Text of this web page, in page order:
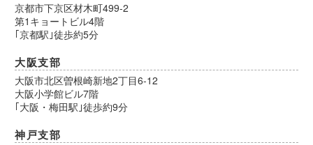
京都市下京区材木町499-2
第1キョートビル4階
｢京都駅｣徒歩約5分
大阪支部
大阪市北区曽根崎新地2丁目6-12
大阪小学館ビル7階
｢大阪・梅田駅｣徒歩約9分
神戸支部